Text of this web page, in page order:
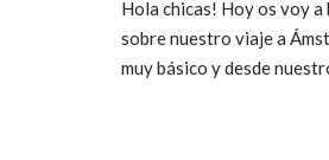
Hola chicas! Hoy os voy a
sobre nuestro viaje a
muy básico y desde